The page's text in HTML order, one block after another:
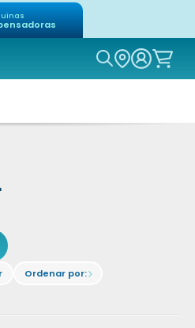
Icon of
Ordenar por:Icon of chevron-right